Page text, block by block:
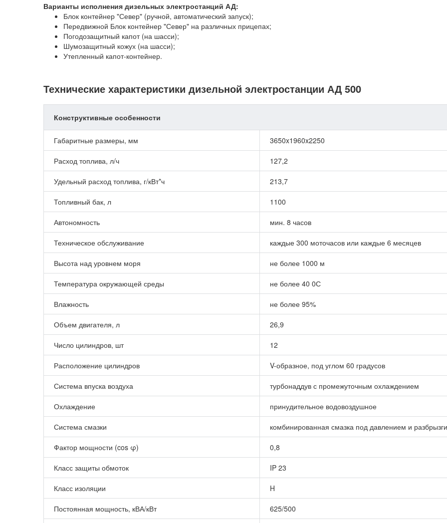
Варианты исполнения дизельных электростанций АД:
Блок контейнер "Север" (ручной, автоматический запуск);
Передвижной Блок контейнер "Север" на различных прицепах;
Погодозащитный капот (на шасси);
Шумозащитный кожух (на шасси);
Утепленный капот-контейнер.
Технические характеристики дизельной электростанции АД 500
Конструктивные особенности
Габаритные размеры, мм 3650x1960x2250
Расход топлива, л/ч 127,2
Удельный расход топлива, г/кВт*ч 213,7
Топливный бак, л 1100
Автономность мин. 8 часов
Техническое обслуживание каждые 300 моточасов или каждые 6 месяцев
Высота над уровнем моря не более 1000 м
Температура окружающей среды не более 40 0С
Влажность не более 95%
Объем двигателя, л 26,9
Число цилиндров, шт 12
Расположение цилиндров V-образное, под углом 60 градусов
Система впуска воздуха турбонаддув с промежуточным охлаждением
Охлаждение принудительное водовоздушное
Система смазки комбинированная смазка под давлением и
Фактор мощности (cos φ) 0,8
Класс защиты обмоток IP 23
Класс изоляции H
Постоянная мощность, кВА/кВт 625/500